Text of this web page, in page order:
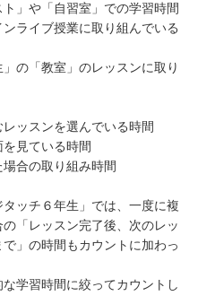
貫
」や「自習室」での学習時間
ライブ授業に取り組んでいる
の「教室」のレッスンに取り
ッスンを選んでいる時間
を見ている時間
場合の取り組み時間
ッチ６年生」では、一度に複
「レッスン完了後、次のレッ
」の時間もカウントに加わっ
学習時間に絞ってカウントし